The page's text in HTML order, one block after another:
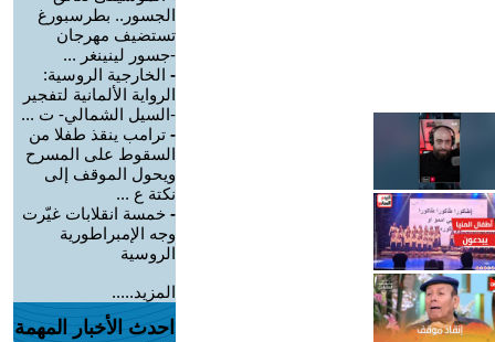
الجسور.. بطرسبورغ
تستضيف مهرجان
-جسور لينينغر ...
- الخارجية الروسية:
الرواية الألمانية لتفجير
-السيل الشمالي- ت ...
- ترامب ينقذ طفلا من
السقوط على المسرح
ويحول الموقف إلى
نكتة ع ...
- خمسة انقلابات غيّرت
وجه الإمبراطورية
الروسية
المزيد.....
احدث الأخبار المهمة